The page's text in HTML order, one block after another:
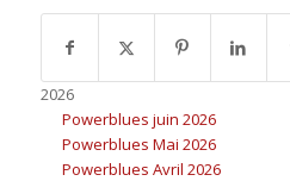
2026
Powerblues juin 2026
Powerblues Mai 2026
Powerblues Avril 2026